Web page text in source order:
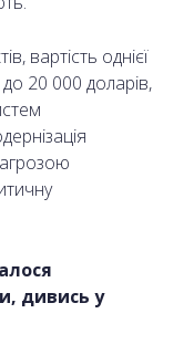
вартість однієї
20 000 доларів,
дивись у